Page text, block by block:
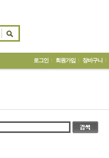
로그인 회원가입 장바구니